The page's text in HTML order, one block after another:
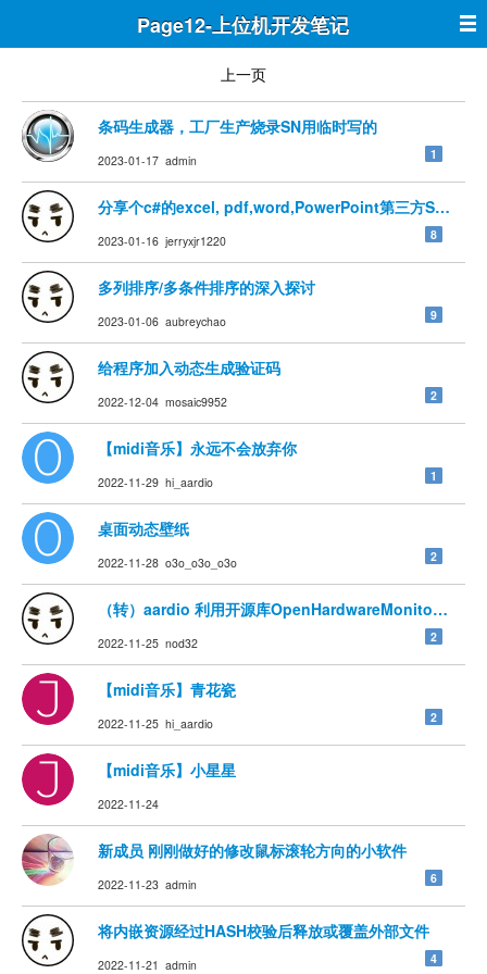
Page12-上位机开发笔记
上一页
条码生成器，工厂生产烧录SN用临时写的
2023-01-17 admin 1
分享个c#的excel, pdf,word,PowerPoint第三方
2023-01-16 jerryxjr1220 8
多列排序/多条件排序的深入探讨
2023-01-06 aubreychao 9
给程序加入动态生成验证码
2022-12-04 mosaic9952 2
【midi音乐】永远不会放弃你
2022-11-29 hi_aardio 1
桌面动态壁纸
2022-11-28 o3o_o3o_o3o 2
（转）aardio 利用开源库OpenHardwareMonitor获取
2022-11-25 nod32 2
【midi音乐】青花瓷
2022-11-25 hi_aardio 2
【midi音乐】小星星
2022-11-24
新成员 刚刚做好的修改鼠标滚轮方向的小软件
2022-11-23 admin 6
将内嵌资源经过HASH校验后释放或覆盖外部文件
2022-11-21 admin 4